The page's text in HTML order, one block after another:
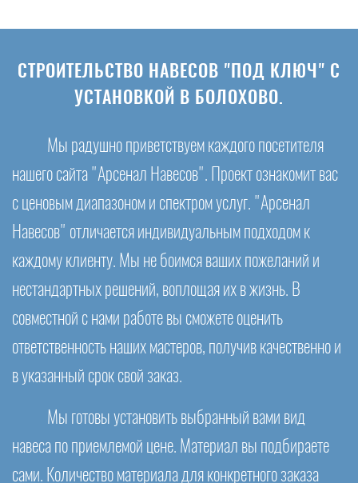
СТРОИТЕЛЬСТВО НАВЕСОВ "ПОД КЛЮЧ" С
УСТАНОВКОЙ В БОЛОХОВО.
Мы радушно приветствуем каждого посетителя
нашего сайта "Арсенал Навесов". Проект ознакомит вас
с ценовым диапазоном и спектром услуг. "Арсенал
Навесов" отличается индивидуальным подходом к
каждому клиенту. Мы не боимся ваших пожеланий и
нестандартных решений, воплощая их в жизнь. В
совместной с нами работе вы сможете оценить
ответственность наших мастеров, получив качественно и
в указанный срок свой заказ.
Мы готовы установить выбранный вами вид
навеса по приемлемой цене. Материал вы подбираете
сами. Количество материала для конкретного заказа